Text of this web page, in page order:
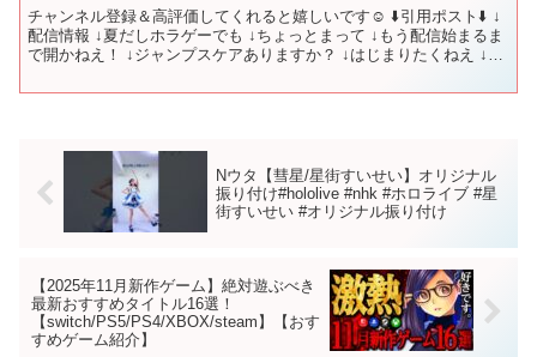
チャンネル登録＆高評価してくれると嬉しいです☺ ⬇️引用ポスト⬇️ ↓
配信情報 ↓夏だしホラゲーでも ↓ちょっとまって ↓もう配信始まるま
で開かねえ！ ↓ジャンプスケアありますか？ ↓はじまりたくねえ ↓も
Nウタ【彗星/星街すいせい】オリジナル
振り付け#hololive #nhk #ホロライブ #星
街すいせい #オリジナル振り付け
【2025年11月新作ゲーム】絶対遊ぶべき
最新おすすめタイトル16選！
【switch/PS5/PS4/XBOX/steam】【おす
すめゲーム紹介】